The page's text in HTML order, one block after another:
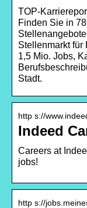
TOP-
Finden Sie in
Stellenmarkt für
1,5 Mio. Jobs,
Stadt.
http s://
Indeed
Careers at
jobs!
http s://